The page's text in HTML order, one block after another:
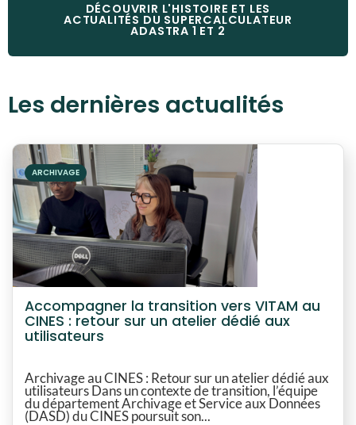
DÉCOUVRIR L'HISTOIRE ET LES
ACTUALITÉS DU SUPERCALCULATEUR
ADASTRA 1 ET 2
Les dernières actualités
ARCHIVAGE
Accompagner la transition vers VITAM au
CINES : retour sur un atelier dédié aux
utilisateurs
Archivage au CINES : Retour sur un atelier dédié aux
utilisateurs Dans un contexte de transition, l’équipe
du département Archivage et Service aux Données
(DASD) du CINES poursuit son...